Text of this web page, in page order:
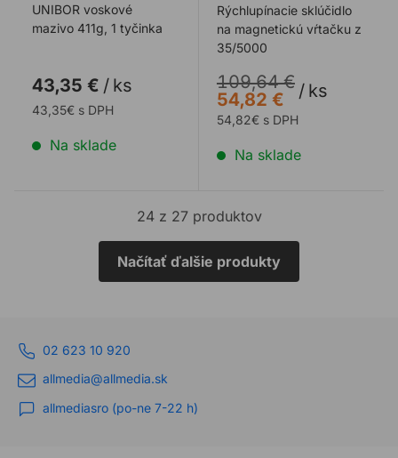
UNIBOR voskové
mazivo 411g, 1 tyčinka
43,35 € / ks
43,35€ s DPH
Na sklade
Rýchlupínacie sklúčidlo
na magnetickú vŕtačku z
35/5000
109,64 €
54,82 €
/ ks
54,82€ s DPH
Na sklade
24 z 27 produktov
Načítať ďalšie produkty
02 623 10 920
allmedia@allmedia.sk
allmediasro (po-ne 7-22 h)